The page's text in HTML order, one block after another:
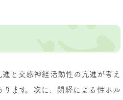
と交感神経活動性の亢進が考え
ます。次に、閉経による性ホル